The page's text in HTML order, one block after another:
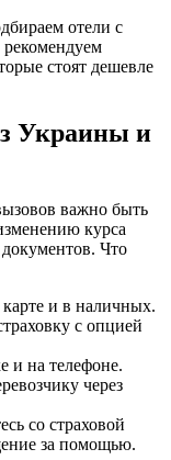
отели с
рекомендуем
стоят дешевле
Украины и
важно быть
курса
Что
и в наличных.
с опцией
и на телефоне.
через
со страховой
за помощью.